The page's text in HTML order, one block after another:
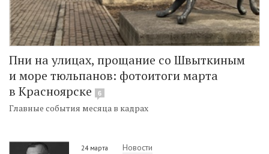
Пни на улицах, прощание со Швыткиным
и море тюльпанов: фотоитоги марта
в Красноярске
6
Главные события месяца в кадрах
24 марта Новости